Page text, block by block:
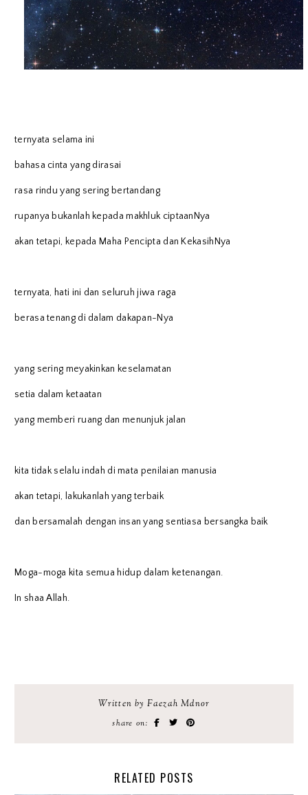
ternyata selama ini
bahasa cinta yang dirasai
rasa rindu yang sering bertandang
rupanya bukanlah kepada makhluk ciptaanNya
akan tetapi, kepada Maha Pencipta dan KekasihNya
ternyata, hati ini dan seluruh jiwa raga
berasa tenang di dalam dakapan-Nya
yang sering meyakinkan keselamatan
setia dalam ketaatan
yang memberi ruang dan menunjuk jalan
kita tidak selalu indah di mata penilaian manusia
akan tetapi, lakukanlah yang terbaik
dan bersamalah dengan insan yang sentiasa bersangka baik
Moga-moga kita semua hidup dalam ketenangan.
In shaa Allah.
Written by Faezah Mdnor
share on:
RELATED POSTS